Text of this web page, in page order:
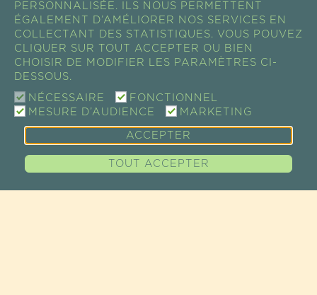
PERSONNALISÉE. ILS NOUS PERMETTENT
ÉGALEMENT D’AMÉLIORER NOS SERVICES EN
COLLECTANT DES STATISTIQUES. VOUS POUVEZ
CLIQUER SUR TOUT ACCEPTER OU BIEN
CHOISIR DE MODIFIER LES PARAMÈTRES CI-
DESSOUS.
NÉCESSAIRE
FONCTIONNEL
MESURE D’AUDIENCE
MARKETING
ACCEPTER
TOUT ACCEPTER